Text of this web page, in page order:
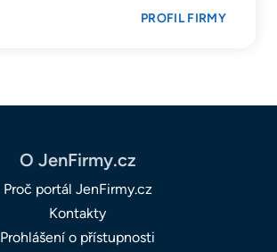
PROFIL FIRMY
O JenFirmy.cz
Proč portál JenFirmy.cz
Kontakty
Prohlášení o přístupnosti